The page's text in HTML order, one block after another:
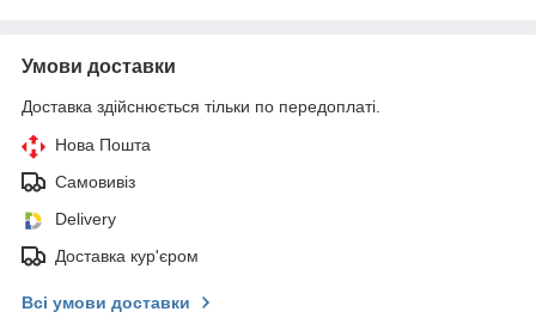
Умови доставки
Доставка здійснюється тільки по передоплаті.
Нова Пошта
Самовивіз
Delivery
Доставка кур'єром
Всі умови доставки